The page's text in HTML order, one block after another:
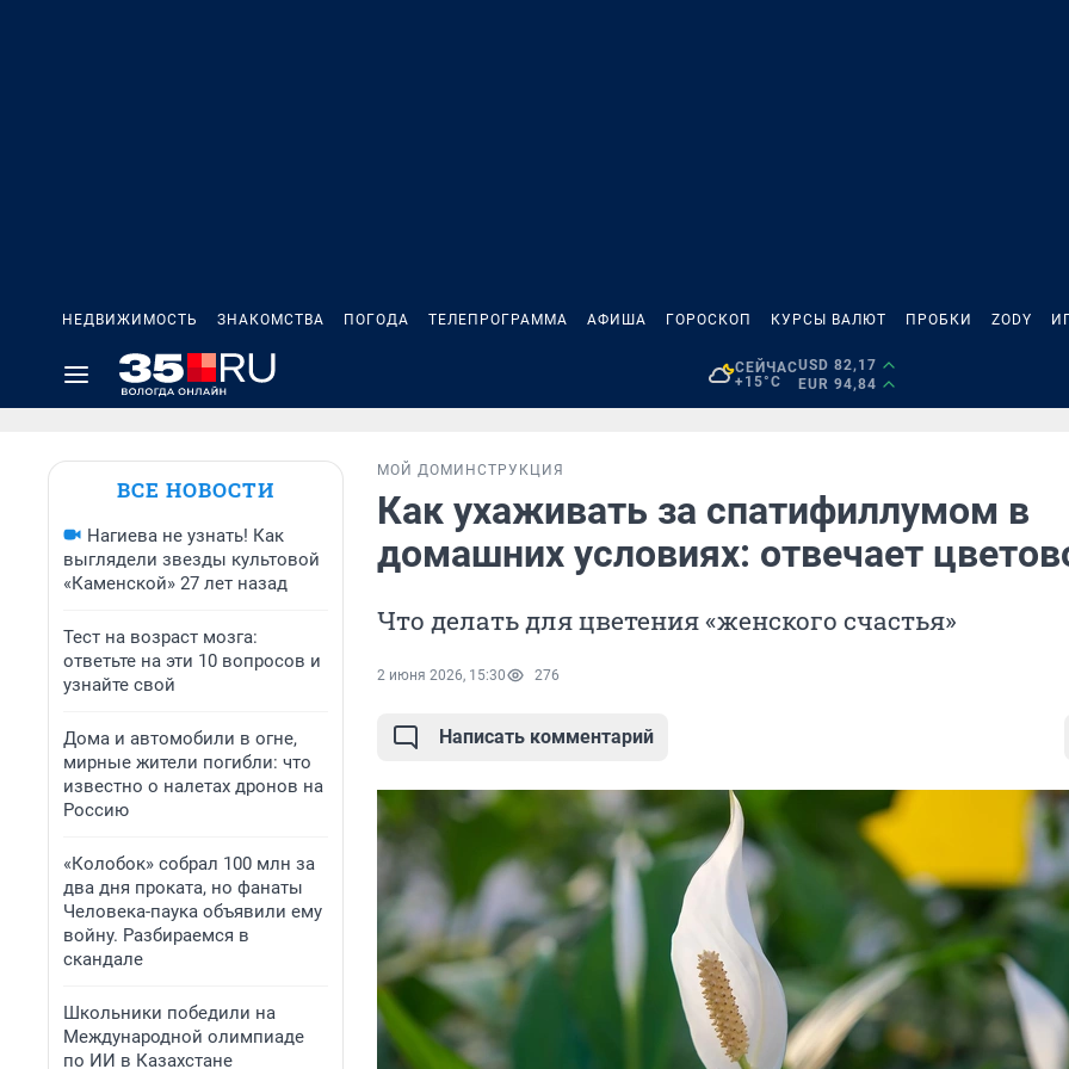
НЕДВИЖИМОСТЬ ЗНАКОМСТВА ПОГОДА ТЕЛЕПРОГРАММА АФИША ГОРОСКОП КУРСЫ ВАЛЮТ ПРОБКИ ZODY
СЕЙЧАС
+15°C
USD 82,17
EUR 94,84
ВСЕ НОВОСТИ
Нагиева не узнать! Как
выглядели звезды культовой
«Каменской» 27 лет назад
Тест на возраст мозга:
ответьте на эти 10 вопросов и
узнайте свой
Дома и автомобили в огне,
мирные жители погибли: что
известно о налетах дронов на
Россию
«Колобок» собрал 100 млн за
два дня проката, но фанаты
Человека-паука объявили ему
войну. Разбираемся в
скандале
Школьники победили на
Международной олимпиаде
по ИИ в Казахстане
МОЙ ДОМ ИНСТРУКЦИЯ
Как ухаживать за спатифиллумом в
домашних условиях: отвечает
Что делать для цветения «женского счастья»
2 июня 2026, 15:30 276
Написать комментарий